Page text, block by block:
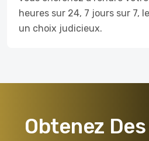
heures sur 24, 7 jours sur 7,
un choix judicieux.
Obtenez Des